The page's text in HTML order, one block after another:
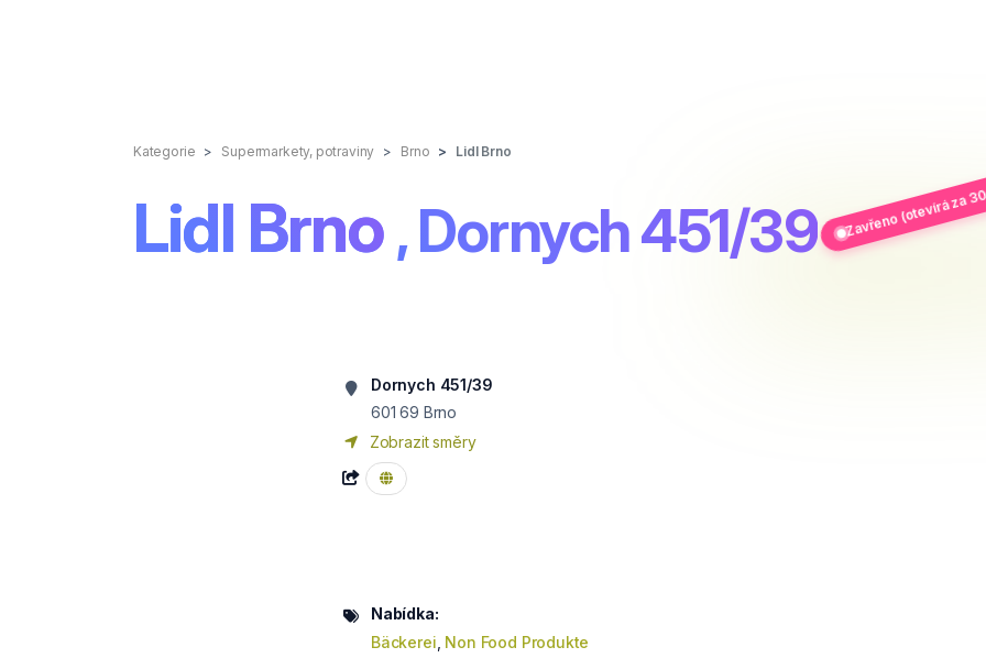
Kategorie Supermarkety, potraviny Brno Lidl Brno
Lidl Brno , Dornych 451/39 Zavřeno (otevírá za
Dornych 451/39
601 69 Brno
Zobrazit směry
Nabídka:
Bäckerei Non Food Produkte